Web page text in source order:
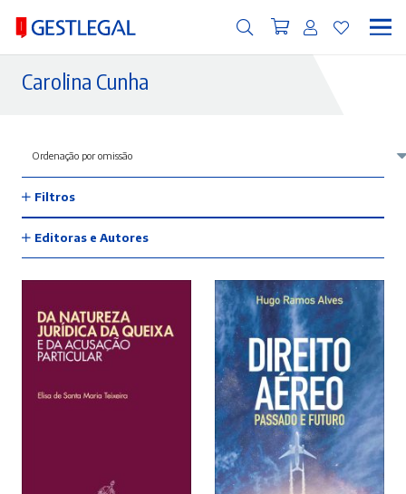
Carolina Cunha
Filtros
Editoras e Autores
ADICIONAR ADICIONAR